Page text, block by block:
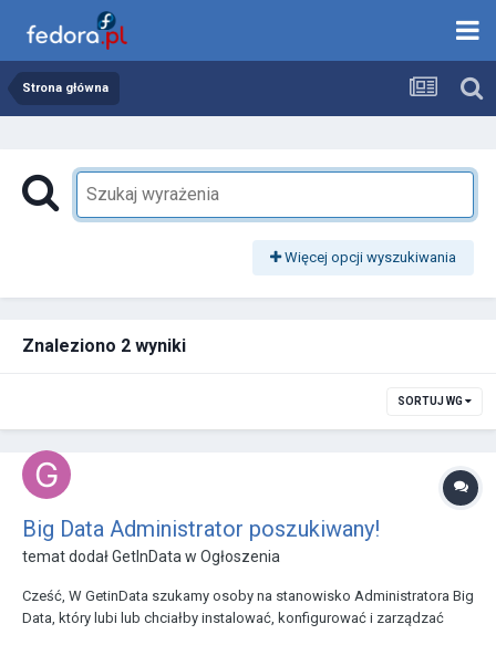
Strona główna
Więcej opcji wyszukiwania
Znaleziono 2 wyniki
SORTUJ WG
Big Data Administrator poszukiwany!
temat dodałGetInData w Ogłoszenia
Cześć, W GetinData szukamy osoby na stanowisko Administratora Big
Data, który lubi lub chciałby instalować, konfigurować i zarządzać